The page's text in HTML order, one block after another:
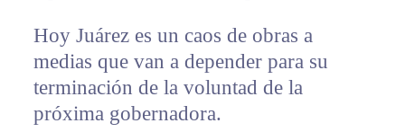
Hoy Juárez es un caos de obras a
medias que van a depender para su
terminación de la voluntad de la
próxima gobernadora.